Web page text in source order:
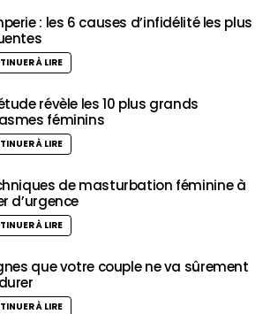
: les 6 causes d’infidélité les plus
À LIRE
révèle les 10 plus grands
féminins
À LIRE
de masturbation féminine à
d’urgence
À LIRE
que votre couple ne va sûrement
À LIRE